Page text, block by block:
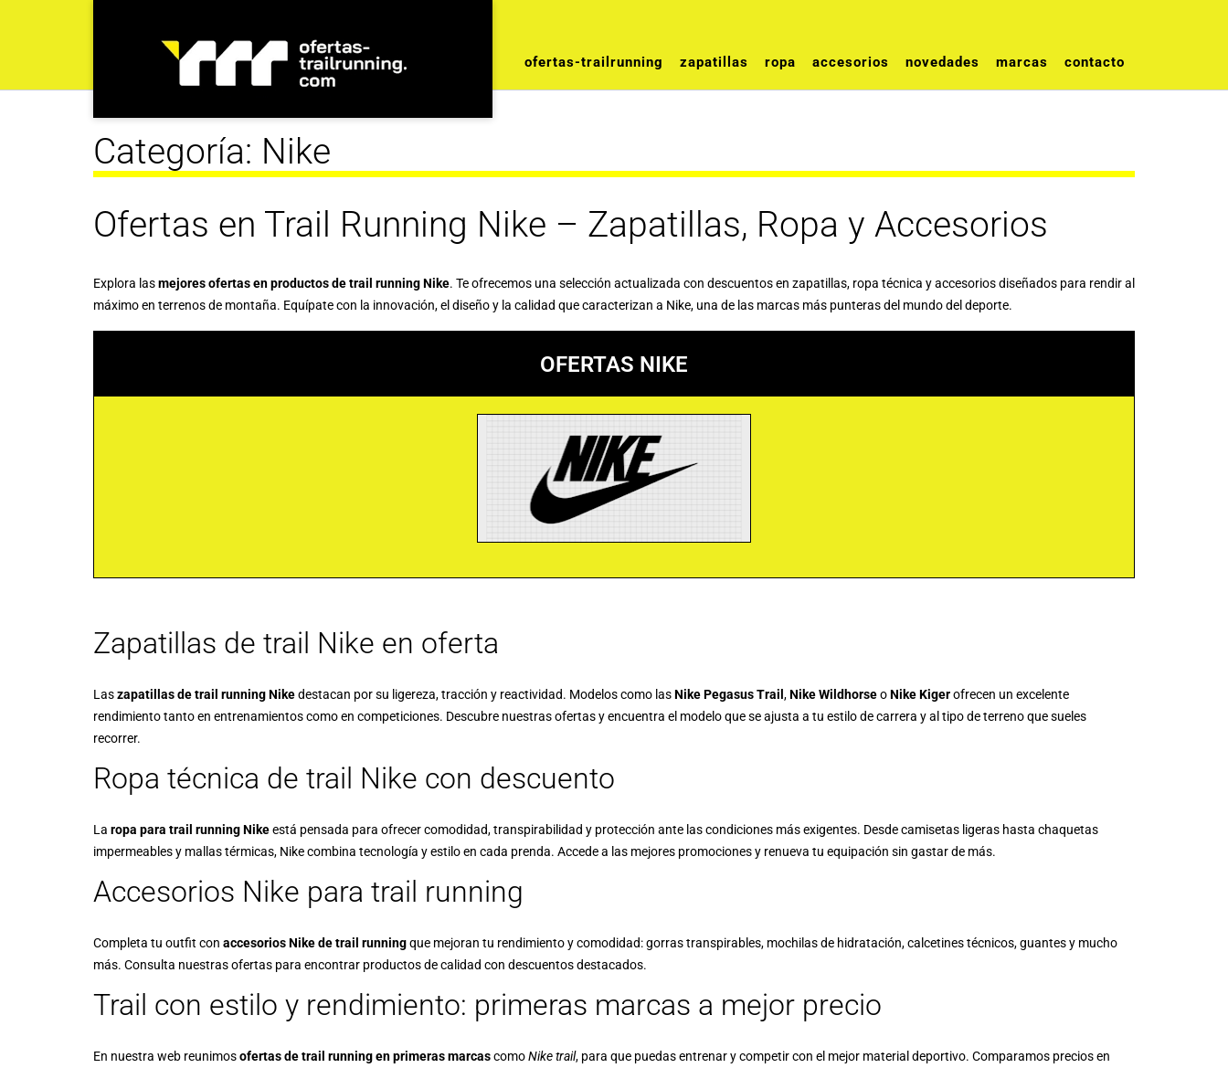
ofertas-trailrunning zapatillas ropa accesorios novedades marcas contacto
Categoría: Nike
Ofertas en Trail Running Nike – Zapatillas, Ropa y Accesorios
Explora lasmejores ofertas en productos de trail running Nike. Te ofrecemos una selección actualizada con descuentos en zapatillas, ropa técnica y accesorios diseñados para rendir al
máximo en terrenos de montaña. Equípate con la innovación, el diseño y la calidad que caracterizan a Nike, una de las marcas más punteras del mundo del deporte.
OFERTAS NIKE
Zapatillas de trail Nike en oferta
Laszapatillas de trail running Nikedestacan por su ligereza, tracción y reactividad. Modelos como lasNike Pegasus Trail ,Nike WildhorseoNike Kigerofrecen un excelente
rendimiento tanto en entrenamientos como en competiciones. Descubre nuestras ofertas y encuentra el modelo que se ajusta a tu estilo de carrera y al tipo de terreno que sueles
recorrer.
Ropa técnica de trail Nike con descuento
La ropa para trail running Nikeestá pensada para ofrecer comodidad, transpirabilidad y protección ante las condiciones más exigentes. Desde camisetas ligeras hasta chaquetas
impermeables y mallas térmicas, Nike combina tecnología y estilo en cada prenda. Accede a las mejores promociones y renueva tu equipación sin gastar de más.
Accesorios Nike para trail running
Completa tu outfit con accesorios Nike de trail runningque mejoran tu rendimiento y comodidad: gorras transpirables, mochilas de hidratación, calcetines técnicos, guantes y mucho
más. Consulta nuestras ofertas para encontrar productos de calidad con descuentos destacados.
Trail con estilo y rendimiento: primeras marcas a mejor precio
En nuestra web reunimosofertas de trail running en primeras marcascomoNike trail, para que puedas entrenar y competir con el mejor material deportivo. Comparamos precios en